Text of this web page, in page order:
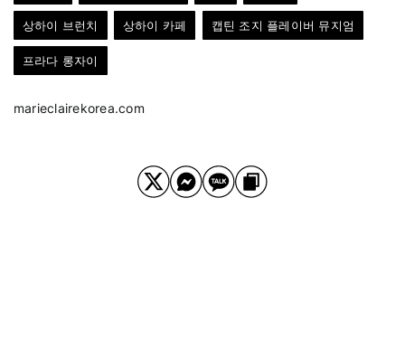
상하이 브런치 상하이 카페 캡틴 조지 플레이버 뮤지엄
프라다 롱자이
marieclairekorea.com